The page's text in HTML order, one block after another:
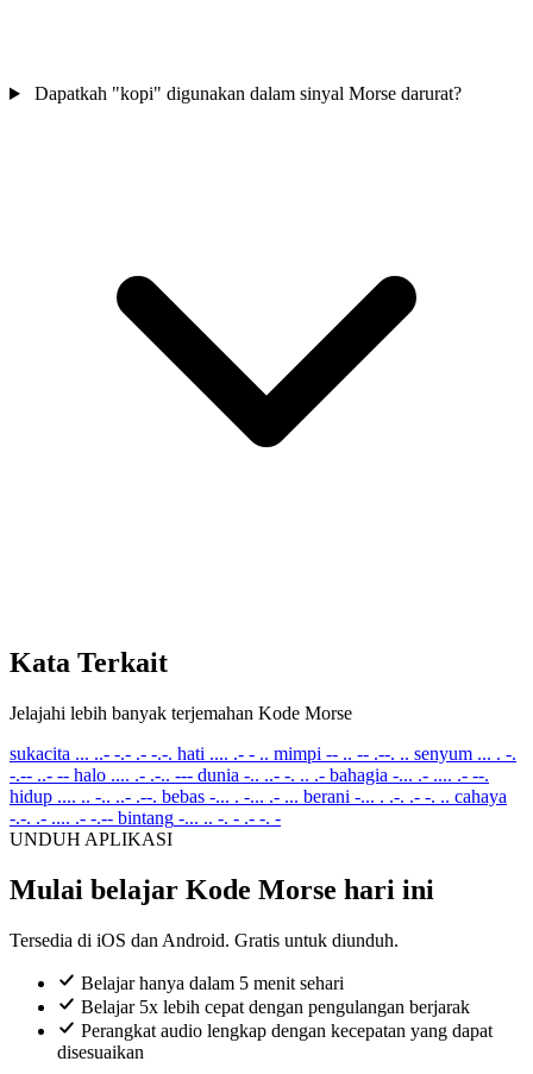
Dapatkah "kopi" digunakan dalam sinyal Morse darurat?
Kata Terkait
Jelajahi lebih banyak terjemahan Kode Morse
sukacita ... ..- -.- .- -.-. hati .... .- - .. mimpi -- .. -- .--. .. senyum ... . -.
-.-- ..- -- halo .... .- .-.. --- dunia -.. ..- -. .. .- bahagia -... .- .... .- --.
hidup .... .. -.. ..- .--. bebas -... . -... .- ... berani -... . .-. .- -. .. cahaya
-.-. .- .... .- -.-- bintang -... .. -. - .- -. -
UNDUH APLIKASI
Mulai belajar Kode Morse hari ini
Tersedia di iOS dan Android. Gratis untuk diunduh.
Belajar hanya dalam 5 menit sehari
Belajar 5x lebih cepat dengan pengulangan berjarak
Perangkat audio lengkap dengan kecepatan yang dapat
disesuaikan